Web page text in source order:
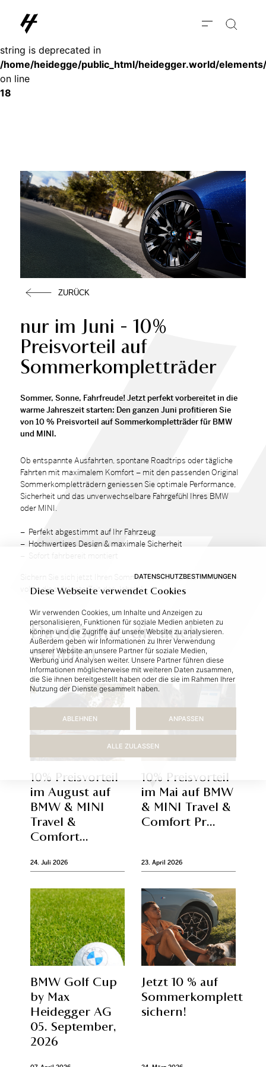
Deprecated
: substr(): Passing null to parameter #1 ($string) of type
string is deprecated in
/home/heidegge/public_html/heidegger.world/
on line
18
ZURÜCK
nur im Juni - 10%
Preisvorteil auf
Sommerkompletträder
Som­mer, Son­ne, Fahr­freu­de! Jetzt per­fekt vor­be­rei­tet in die
war­me Jah­res­zeit star­ten: Den gan­zen Juni pro­fi­tie­ren Sie
von 10 % Preis­vor­teil auf Som­mer­kom­plett­rä­der für BMW
und MINI.
Ob ent­spann­te Aus­fahr­ten, spon­ta­ne Roadtrips oder täg­li­che
Fahr­ten mit ma­xi­ma­lem Kom­fort – mit den pas­sen­den Ori­gi­nal
Som­mer­kom­plett­rä­dern ge­nies­sen Sie op­ti­ma­le Per­for­mance,
Si­cher­heit und das un­ver­wech­sel­ba­re Fahr­ge­fühl Ih­res BMW
oder MINI.
Per­fekt ab­ge­stimmt auf Ihr Fahrzeug
Hoch­wer­ti­ges De­sign & ma­xi­ma­le Si­cher­heit
So­fort fahr­be­reit mon­tiert
Si­chern Sie sich jetzt Ih­ren Som­mer-Vor­teil und star­ten Sie stil­
voll in die schöns­te Zeit des Jah­res!
Das könnte dir auch
gefallen
10% Preisvorteil
im August auf
BMW & MINI
Travel &
Comfort...
24. Juli 2026
10% Preisvorteil
im Mai auf BMW
& MINI Travel &
Comfort Pr...
23. April 2026
BMW Golf Cup
by Max
Heidegger AG
05. September,
2026
Jetzt 10 % auf
sichern!
DATENSCHUTZBESTIMMUNGEN
Diese Webseite verwendet Cookies
Wir verwenden Cookies, um Inhalte und Anzeigen zu
personalisieren, Funktionen für soziale Medien anbieten zu
können und die Zugriffe auf unsere Website zu analysieren.
Außerdem geben wir Informationen zu Ihrer Verwendung
unserer Website an unsere Partner für soziale Medien,
Werbung und Analysen weiter. Unsere Partner führen diese
Informationen möglicherweise mit weiteren Daten zusammen,
die Sie ihnen bereitgestellt haben oder die sie im Rahmen Ihrer
Nutzung der Dienste gesammelt haben.
ABLEHNEN ANPASSEN
ALLE ZULASSEN